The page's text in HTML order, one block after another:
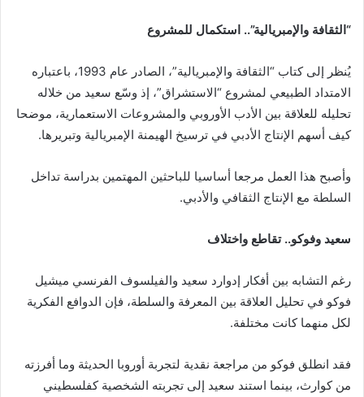
“الثقافة والإمبريالية”.. استكمال للمشروع
يُنظر إلى كتاب “الثقافة والإمبريالية”، الصادر عام 1993، باعتباره
الامتداد الطبيعي لمشروع “الاستشراق”، إذ وسّع سعيد من خلاله
تحليله للعلاقة بين الأدب الأوروبي والمشروعات الاستعمارية، موضحا
كيف أسهم الإنتاج الأدبي في ترسيخ الهيمنة الإمبريالية وتبريرها.
وأصبح هذا العمل مرجعا أساسيا للباحثين المهتمين بدراسة تداخل
السلطة مع الإنتاج الثقافي والأدبي.
سعيد وفوكو.. تقاطع واختلاف
رغم التشابه بين أفكار إدوارد سعيد والفيلسوف الفرنسي ميشيل
فوكو في تحليل العلاقة بين المعرفة والسلطة، فإن الدوافع الفكرية
لكل منهما كانت مختلفة.
فقد انطلق فوكو من مراجعة نقدية لتجربة أوروبا الحديثة وما أفرزته
من كوارث، بينما استند سعيد إلى تجربته الشخصية كفلسطيني